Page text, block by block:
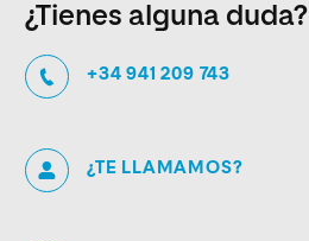
¿Tienes alguna duda?
+34 941 209 743
¿TE LLAMAMOS?